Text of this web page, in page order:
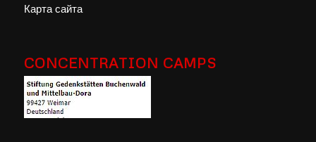
Карта сайта
CONCENTRATION CAMPS